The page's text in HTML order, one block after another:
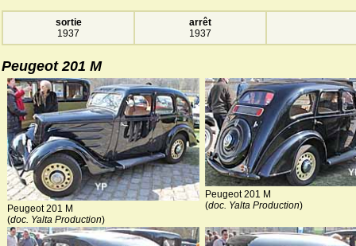
sortie
1937
arrêt
1937
Peugeot 201 M
Peugeot 201 M
(doc. Yalta Production)
Peugeot 201 M
(doc. Yalta Production)